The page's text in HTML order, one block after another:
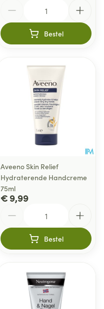
Bestel
Aveeno Skin Relief
Hydraterende Handcreme
75ml
€ 9,99
Bestel